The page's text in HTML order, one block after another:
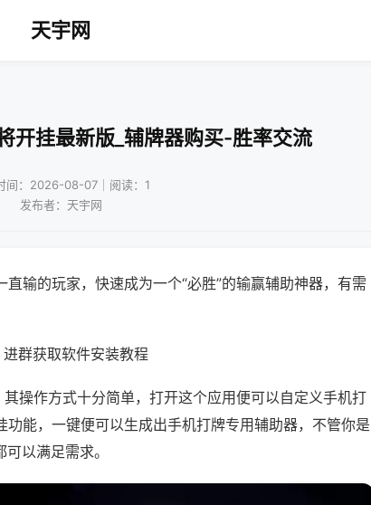
天宇网
开挂最新版_辅牌器购买-胜率交流
间：2026-08-07｜阅读：1
发布者：天宇网
输的玩家，快速成为一个“必胜”的输赢辅助神器，有需
群获取软件安装教程
操作方式十分简单，打开这个应用便可以自定义手机打
能，一键便可以生成出手机打牌专用辅助器，不管你是
以满足需求。